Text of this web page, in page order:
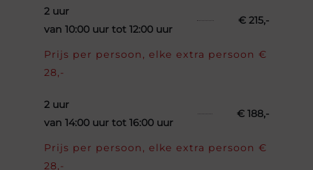
2 uur
van 10:00 uur tot 12:00 uur
€ 215,-
Prijs per persoon, elke extra persoon €
28,-
2 uur
van 14:00 uur tot 16:00 uur
€ 188,-
Prijs per persoon, elke extra persoon €
28,-